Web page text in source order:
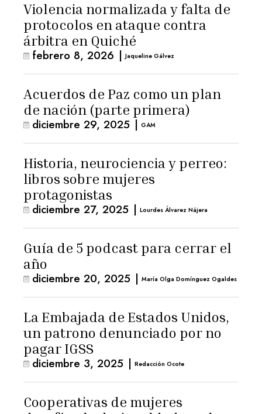
Violencia normalizada y falta de
protocolos en ataque contra
árbitra en Quiché
febrero 8, 2026 | Jaqueline Gálvez
Acuerdos de Paz como un plan
de nación (parte primera)
diciembre 29, 2025 | GAM
Historia, neurociencia y perreo:
libros sobre mujeres
protagonistas
diciembre 27, 2025 | Lourdes Álvarez Nájera
Guía de 5 podcast para cerrar el
año
diciembre 20, 2025 | María Olga Domínguez Ogaldes
La Embajada de Estados Unidos,
un patrono denunciado por no
pagar IGSS
diciembre 3, 2025 | Redacción Ocote
Cooperativas de mujeres